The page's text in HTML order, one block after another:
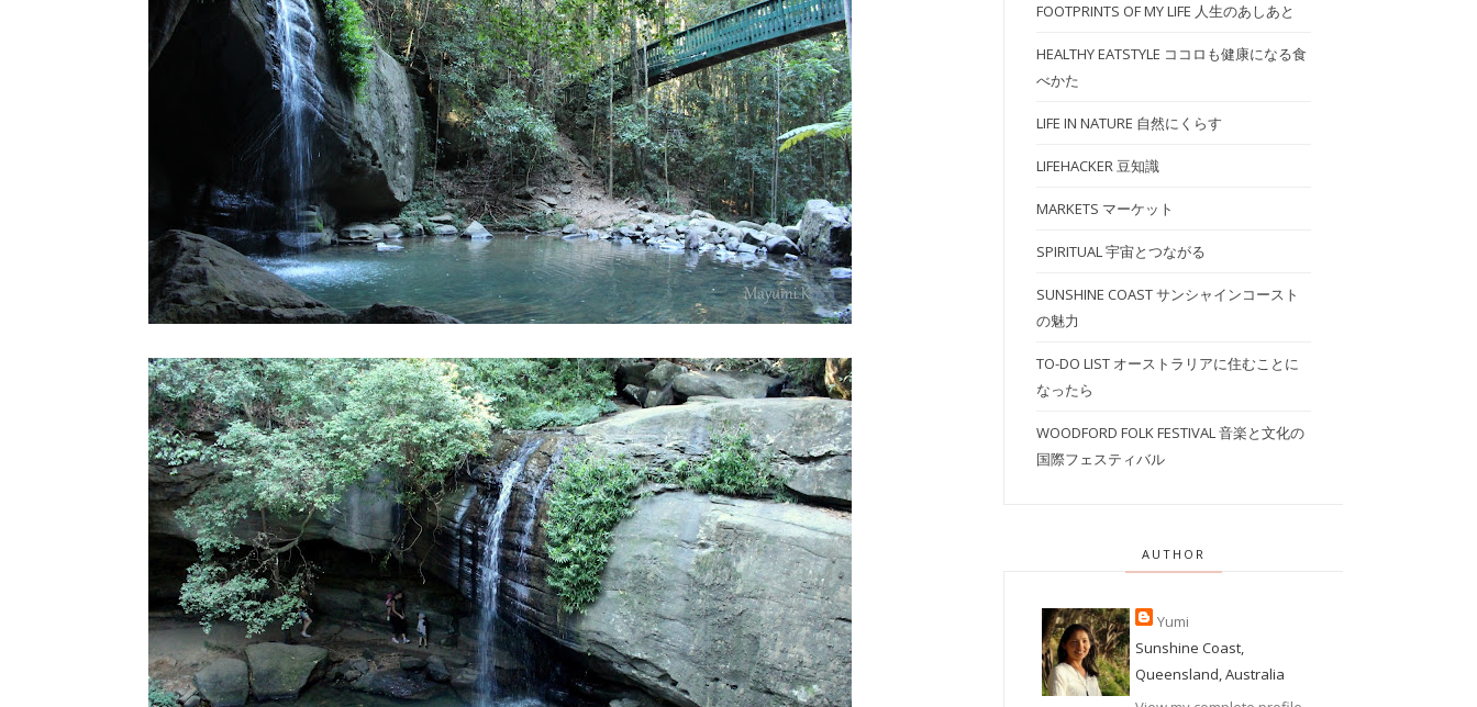
FOOTPRINTS OF MY LIFE 人生のあしあと
HEALTHY EATSTYLE ココロも健康になる食
べかた
LIFE IN NATURE 自然にくらす
LIFEHACKER 豆知識
MARKETS マーケット
SPIRITUAL 宇宙とつながる
SUNSHINE COAST サンシャインコースト
の魅力
TO-DO LIST オーストラリアに住むことに
なったら
WOODFORD FOLK FESTIVAL 音楽と文化の
国際フェスティバル
AUTHOR
Yumi
Sunshine Coast,
Queensland, Australia